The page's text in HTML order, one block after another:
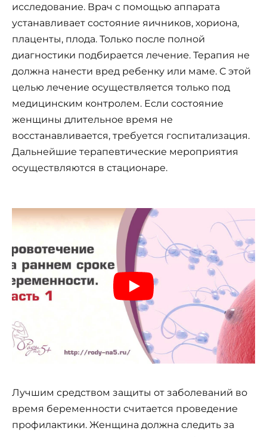
исследование. Врач с помощью аппарата
устанавливает состояние яичников, хориона,
плаценты, плода. Только после полной
диагностики подбирается лечение. Терапия не
должна нанести вред ребенку или маме. С этой
целью лечение осуществляется только под
медицинским контролем. Если состояние
женщины длительное время не
восстанавливается, требуется госпитализация.
Дальнейшие терапевтические мероприятия
осуществляются в стационаре.
Лучшим средством защиты от заболеваний во
время беременности считается проведение
профилактики. Женщина должна следить за